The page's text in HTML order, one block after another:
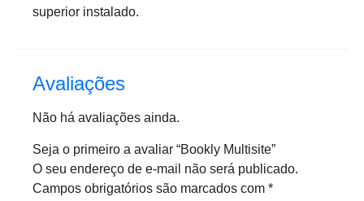
superior instalado.
Avaliações
Não há avaliações ainda.
Seja o primeiro a avaliar “Bookly Multisite”
O seu endereço de e-mail não será publicado.
Campos obrigatórios são marcados com *